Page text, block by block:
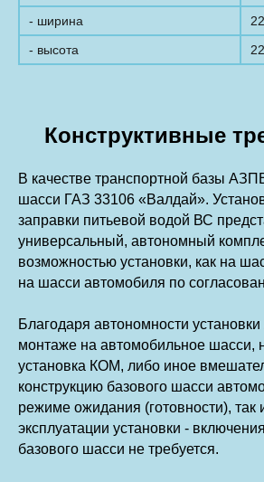
- ширина
- высота
Конструктивные
В качестве транспортной базы
шасси ГАЗ 33106 «Валдай».
заправки питьевой водой ВС
универсальный, автономный
возможностью установки, как на
на шасси автомобиля по
Благодаря автономности
монтаже на автомобильное шасси,
установка КОМ, либо иное
конструкцию базового шасси
режиме ожидания (готовности), так
эксплуатации установки -
базового шасси не требуется.